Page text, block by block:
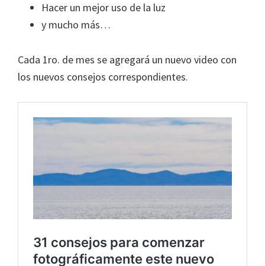
Hacer un mejor uso de la luz
y mucho más…
Cada 1ro. de mes se agregará un nuevo video con
los nuevos consejos correspondientes.